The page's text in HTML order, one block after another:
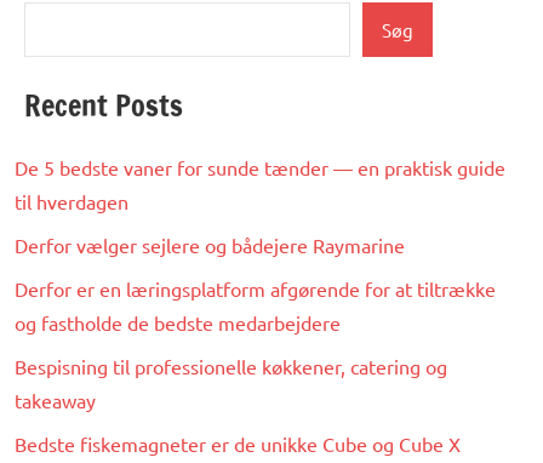
Søg
Recent Posts
De 5 bedste vaner for sunde tænder — en praktisk guide
til hverdagen
Derfor vælger sejlere og bådejere Raymarine
Derfor er en læringsplatform afgørende for at tiltrække
og fastholde de bedste medarbejdere
Bespisning til professionelle køkkener, catering og
takeaway
Bedste fiskemagneter er de unikke Cube og Cube X